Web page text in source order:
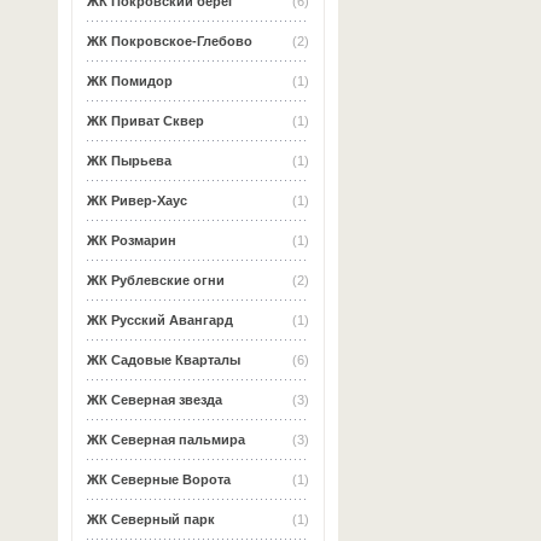
(2)
ЖК Покровское-Глебово
(1)
ЖК Помидор
(1)
ЖК Приват Сквер
(1)
ЖК Пырьева
(1)
ЖК Ривер-Хаус
(1)
ЖК Розмарин
(2)
ЖК Рублевские огни
(1)
ЖК Русский Авангард
(6)
ЖК Садовые Кварталы
(3)
ЖК Северная звезда
(3)
ЖК Северная пальмира
(1)
ЖК Северные Ворота
(1)
ЖК Северный парк